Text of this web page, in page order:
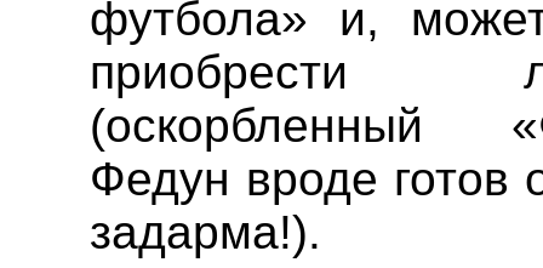
футбола» и,
приобрести
(оскорбленный
Федун вроде готов
задарма!).